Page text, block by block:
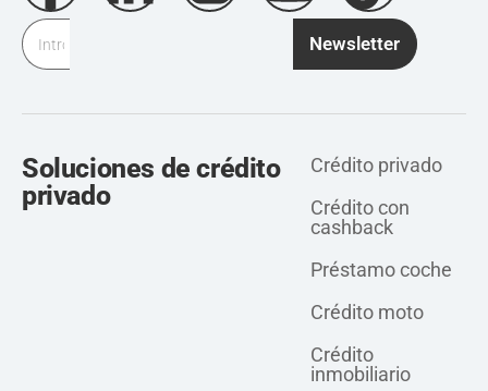
Newsletter
Soluciones de crédito
privado
Crédito privado
Crédito con
cashback
Préstamo coche
Crédito moto
Crédito
inmobiliario